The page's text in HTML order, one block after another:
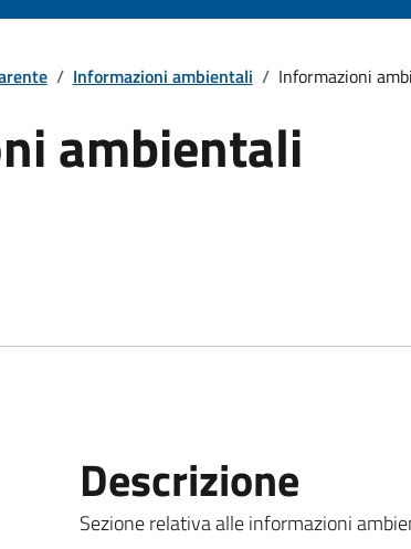
/ Informazioni ambientali / Informazioni
ambientali
Descrizione
Sezione relativa alle informazioni